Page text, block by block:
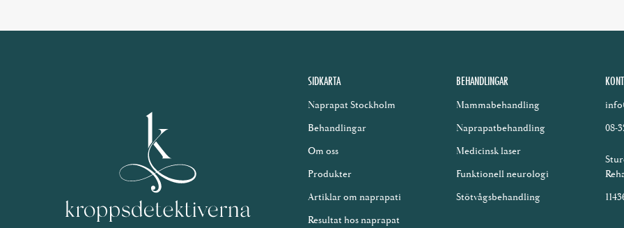
SIDKARTA
Naprapat Stockholm
Behandlingar
Om oss
Produkter
Artiklar om naprapati
Resultat hos naprapat
BEHANDLINGAR
Mammabehandling
Naprapatbehandling
Medicinsk laser
Funktionell neurologi
Stötvågsbehandling
08-